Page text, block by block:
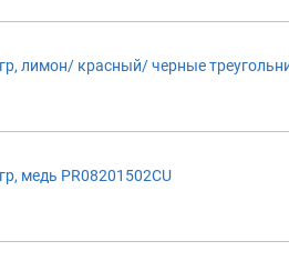
лимон/ красный/ черные
медь PR08201502CU